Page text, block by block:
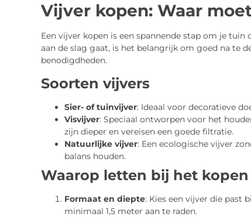
Vijver kopen: Waar
Een vijver kopen is een spannende stap om je
aan de slag gaat, is het belangrijk om goed na te
benodigdheden.
Soorten vijvers
Sier- of tuinvijver: Ideaal voor decoratieve
Visvijver: Speciaal ontworpen voor het
zijn dieper en vereisen een goede filtratie.
Natuurlijke vijver: Een ecologische vijver
balans houden.
Waarop letten bij het kopen
Formaat en diepte: Kies een vijver die past
minimaal 1,5 meter aan te raden.